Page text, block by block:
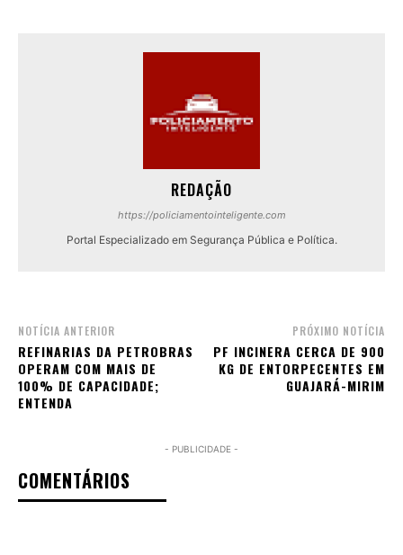
REDAÇÃO
https://policiamentointeligente.com
Portal Especializado em Segurança Pública e Política.
NOTÍCIA ANTERIOR
REFINARIAS DA PETROBRAS
OPERAM COM MAIS DE
100% DE CAPACIDADE;
ENTENDA
PRÓXIMO NOTÍCIA
PF INCINERA CERCA DE 900
KG DE ENTORPECENTES EM
GUAJARÁ-MIRIM
- PUBLICIDADE -
COMENTÁRIOS